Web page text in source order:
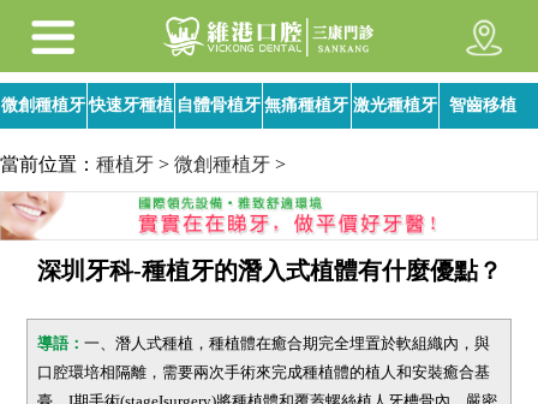
微創種植牙 快速牙種植 自體骨植牙 無痛種植牙 激光種植牙 智齒移植
當前位置： 種植牙 > 微創種植牙 >
深圳牙科-種植牙的潛入式植體有什麼優點？
導語：一、潛人式種植，種植體在癒合期完全埋置於軟組織內，與
口腔環培相隔離，需要兩次手術來完成種植體的植人和安裝癒合基